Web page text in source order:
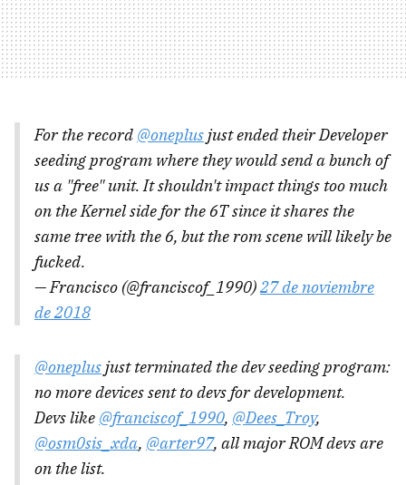
For the record @oneplusjust ended their Developer
seeding program where they would send a bunch of
us a "free" unit. It shouldn't impact things too much
on the Kernel side for the 6T since it shares the
same tree with the 6, but the rom scene will likely be
fucked.
— Francisco (@franciscof_1990)27 de noviembre
de 2018
@oneplusjust terminated the dev seeding program:
no more devices sent to devs for development.
Devs like @franciscof_1990, @Dees_Troy,
@osm0sis_xda, @arter97, all major ROM devs are
on the list.